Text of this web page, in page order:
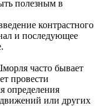
полезным в
контрастного
и последующее
часто бывает
провести
определения
или других